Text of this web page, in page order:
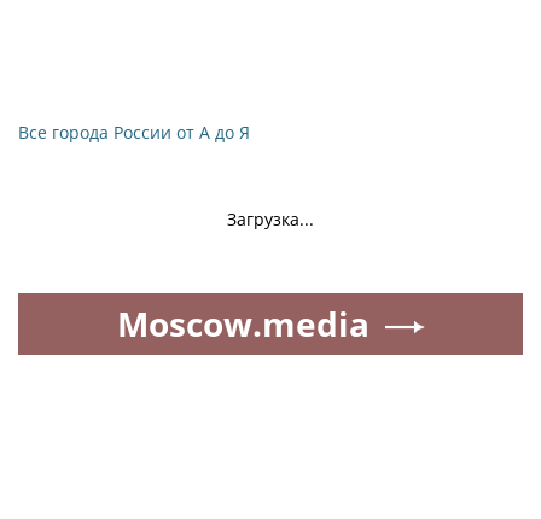
Все города России от А до Я
Загрузка...
Moscow.media